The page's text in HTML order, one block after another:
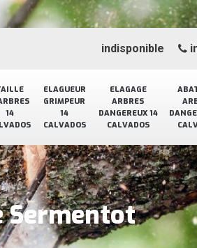
14
ELAGUEUR
GRIMPEUR
14
CALVADOS
ELAGAGE
ARBRES
DANGEREUX 14
CALVADOS
indisponible
Sermentot